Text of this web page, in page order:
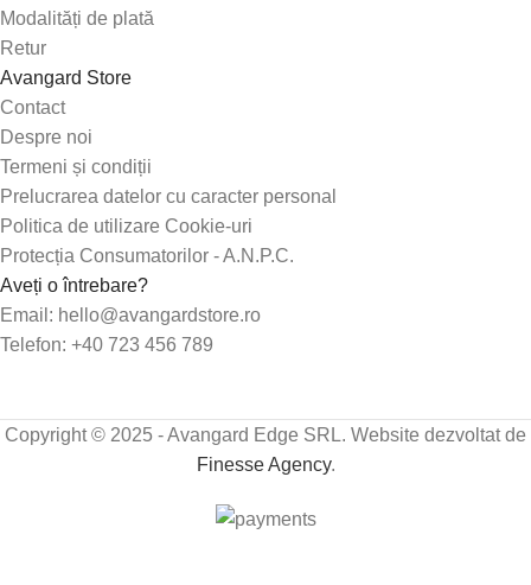
Modalități de plată
Retur
Avangard Store
Contact
Despre noi
Termeni și condiții
Prelucrarea datelor cu caracter personal
Politica de utilizare Cookie-uri
Protecția Consumatorilor - A.N.P.C.
Aveți o întrebare?
Email: hello@avangardstore.ro
Telefon: +40 723 456 789
Copyright © 2025 - Avangard Edge SRL. Website dezvoltat de
Finesse Agency.